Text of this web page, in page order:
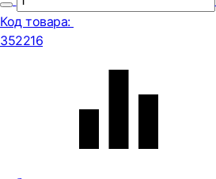
Код товара:
352216